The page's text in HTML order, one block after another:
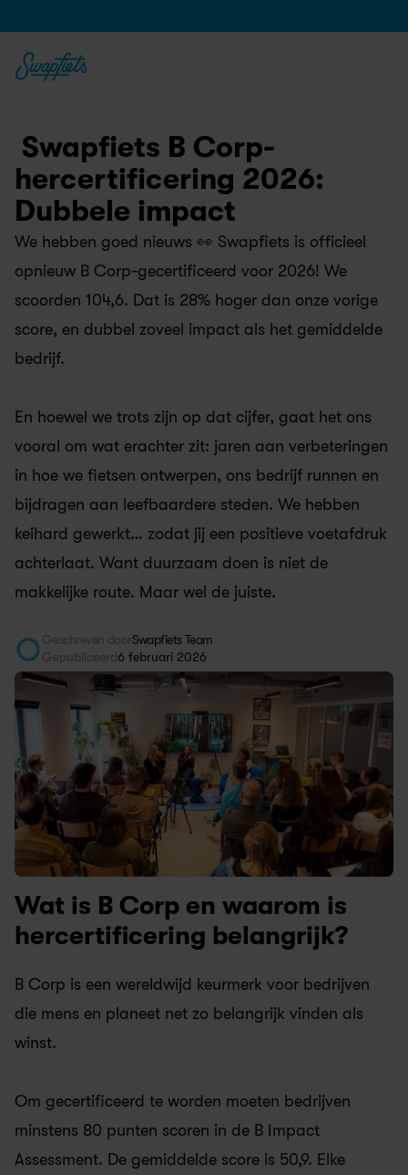
hercertificering 2026:
Dubbele impact
We hebben goed nieuws 👀 Swapfiets is officieel
opnieuw B Corp-gecertificeerd voor 2026! We
scoorden 104,6. Dat is 28% hoger dan onze vorige
score, en dubbel zoveel impact als het gemiddelde
bedrijf.
En hoewel we trots zijn op dat cijfer, gaat het ons
vooral om wat erachter zit: jaren aan verbeteringen
in hoe we fietsen ontwerpen, ons bedrijf runnen en
bijdragen aan leefbaardere steden. We hebben
keihard gewerkt… zodat jij een positieve voetafdruk
achterlaat. Want duurzaam doen is niet de
makkelijke route. Maar wel de juiste.
Geschreven door Swapfiets Team
Gepubliceerd6 februari 2026
Wat is B Corp en waarom is
hercertificering belangrijk?
B Corp is een wereldwijd keurmerk voor bedrijven
die mens en planeet net zo belangrijk vinden als
winst.
Om gecertificeerd te worden moeten bedrijven
minstens 80 punten scoren in de B Impact
Assessment. De gemiddelde score is 50,9. Elke